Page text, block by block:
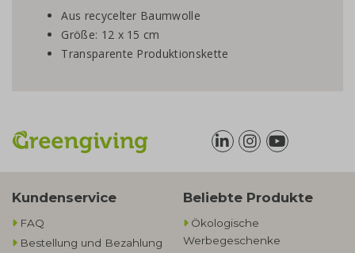
Aus recycelter Baumwolle
Größe: 12 x 15 cm
Transparente Produktionskette
Kundenservice
FAQ
Bestellung und Bezahlung
Beliebte Produkte
Ökologische
Werbegeschenke​